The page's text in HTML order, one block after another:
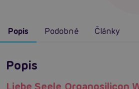
Popis Podobné Články
Popis